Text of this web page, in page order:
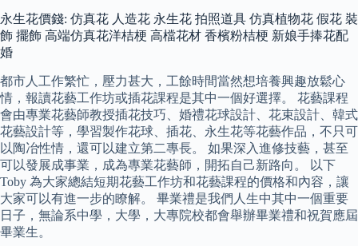
永生花價錢: 仿真花 人造花 永生花 拍照道具 仿真植物花 假花 裝
飾 擺飾 高端仿真花洋桔梗 高檔花材 香檳粉桔梗 新娘手捧花配
婚
都市人工作繁忙，壓力甚大，工餘時間當然想培養興趣放鬆心
情，報讀花藝工作坊或插花課程是其中一個好選擇。 花藝課程
會由專業花藝師教授插花技巧、婚禮花球設計、花束設計、韓式
花藝設計等，學習製作花球、插花、永生花等花藝作品，不只可
以陶冶性情，還可以建立第二專長。 如果深入進修技藝，甚至
可以發展成事業，成為專業花藝師，開拓自己新路向。 以下
Toby 為大家總結短期花藝工作坊和花藝課程的價格和內容，讓
大家可以有進一步的瞭解。 畢業禮是我們人生中其中一個重要
日子，無論系中學，大學，大專院校都會舉辦畢業禮和祝賀應屆
畢業生。